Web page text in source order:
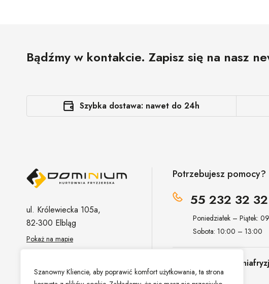
Szanowny Kliencie, aby poprawić komfort użytkowania, ta strona
Bądźmy w kontakcie. Zapisz się na nasz
Szybka dostawa: nawet do 24h
ul. Królewiecka 105a,
82-300 Elbląg
Pokaż na mapie
Potrzebujesz pomocy?
55 232 32 32
Poniedziałek – Piątek:
Sobota: 10:00 – 13:00